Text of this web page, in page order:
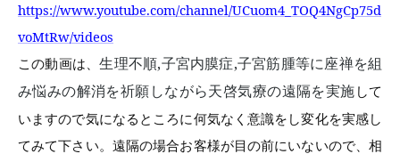
https://www.youtube.com/channel/UCuom4_TOQ4NgCp75d
voMtRw/videos
この動画は、生理不順,子宮内膜症,子宮筋腫等に座禅を組
み悩みの解消を祈願しながら天啓気療の遠隔を実施 して
いますので気になるところに何気なく意識をし変化を実感し
てみて下さい。遠隔の場合お客様が目の前にいないので、相